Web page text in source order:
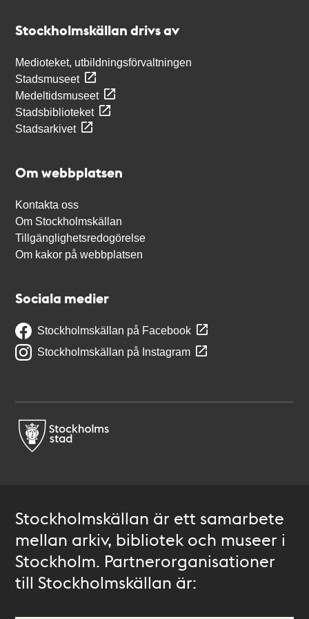
Stockholmskällan drivs av
Medioteket, utbildningsförvaltningen
Stadsmuseet
Medeltidsmuseet
Stadsbiblioteket
Stadsarkivet
Om webbplatsen
Kontakta oss
Om Stockholmskällan
Tillgänglighetsredogörelse
Om kakor på webbplatsen
Sociala medier
Stockholmskällan på Facebook
Stockholmskällan på Instagram
Stockholmskällan är ett samarbete
mellan arkiv, bibliotek och museer i
Stockholm. Partnerorganisationer
till Stockholmskällan är: